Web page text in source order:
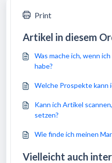
Print
Artikel in diesem
Was mache ich, wenn
habe?
Welche Prospekte kann
Kann ich Artikel
setzen?
Wie finde ich meinen
Vielleicht auch